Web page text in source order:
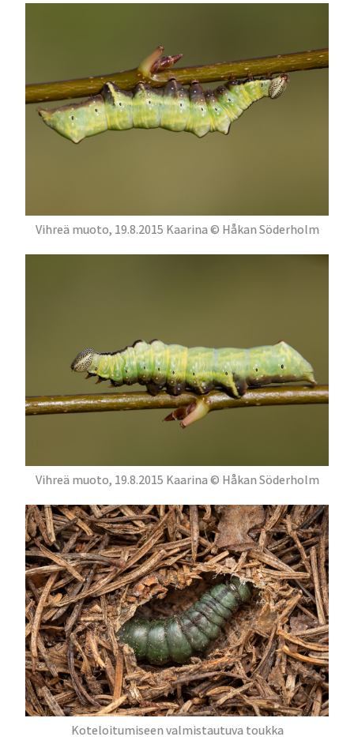
Vihreä muoto, 19.8.2015 Kaarina © Håkan Söderholm
Vihreä muoto, 19.8.2015 Kaarina © Håkan Söderholm
Koteloitumiseen valmistautuva toukka